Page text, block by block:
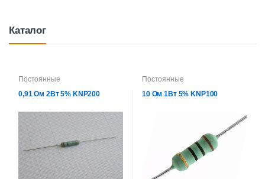
Каталог
Постоянные
0,91 Ом 2Вт 5% KNP200
Постоянные
10 Ом 1Вт 5% KNP100